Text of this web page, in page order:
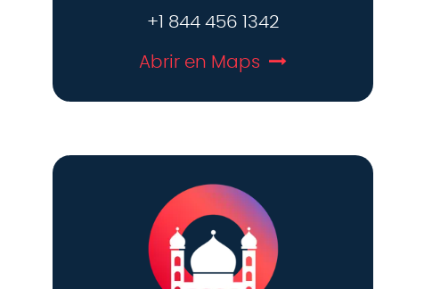
+1 844 456 1342
Abrir en Maps